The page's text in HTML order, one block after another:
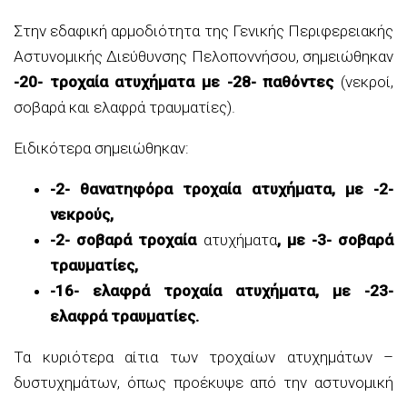
Στην εδαφική αρμοδιότητα της Γενικής Περιφερειακής
Αστυνομικής Διεύθυνσης Πελοποννήσου, σημειώθηκαν
-20- τροχαία ατυχήματα με -28- παθόντες(νεκροί,
σοβαρά και ελαφρά τραυματίες).
Ειδικότερα σημειώθηκαν:
-2- θανατηφόρα τροχαία ατυχήματα, με -2-
νεκρούς,
-2- σοβαρά τροχαία ατυχήματα, με -3- σοβαρά
τραυματίες,
-16- ελαφρά τροχαία ατυχήματα, με -23-
ελαφρά τραυματίες.
Τα κυριότερα αίτια των τροχαίων ατυχημάτων –
δυστυχημάτων, όπως προέκυψε από την αστυνομική